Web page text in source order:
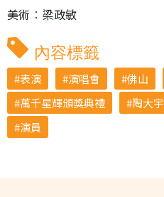
美術︰梁政敏
內容標籤
表演 演唱會 佛山
萬千星輝頒獎典禮
陶大宇
演員